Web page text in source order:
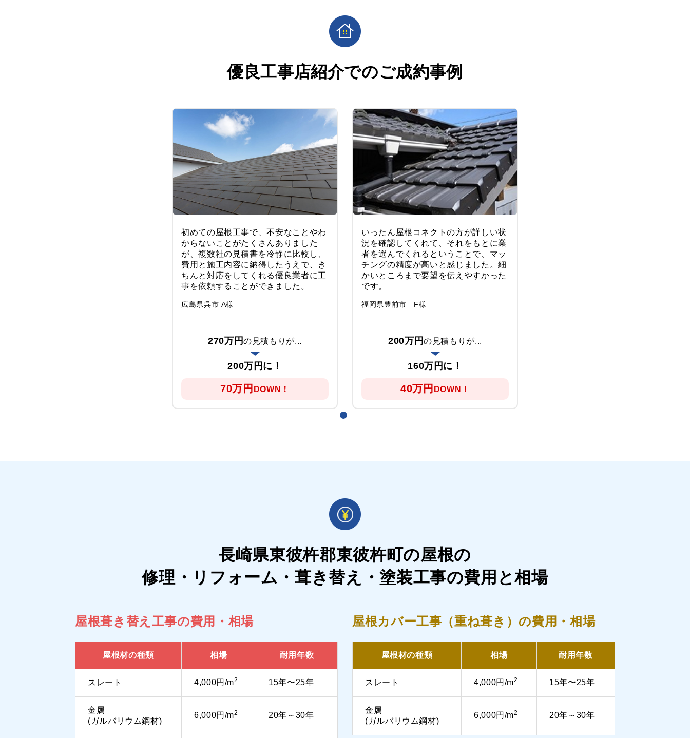
優良工事店紹介でのご成約事例
初めての屋根工事で、不安なことやわ
からないことがたくさんありました
が、複数社の見積書を冷静に比較し、
費用と施工内容に納得したうえで、き
ちんと対応をしてくれる優良業者に工
事を依頼することができました。
広島県呉市 A様
270万円の見積もりが...
200万円に！
70万円 DOWN！
いったん屋根コネクトの方が詳しい状
況を確認してくれて、それをもとに業
者を選んでくれるということで、マッ
チングの精度が高いと感じました。細
かいところまで要望を伝えやすかった
です。
福岡県豊前市 F様
200万円の見積もりが...
160万円に！
40万円 DOWN！
長崎県東彼杵郡東彼杵町の屋根の
修理・リフォーム・葺き替え・塗装工事の費用と相場
屋根葺き替え工事の費用・相場
屋根材の種類 相場 耐用年数
スレート 4,000円/m2 15年〜25年
金属
(ガルバリウム鋼材)
6,000円/m2 20年～30年
屋根カバー工事（重ね葺き）の費用・相場
屋根材の種類 相場 耐用年数
スレート 4,000円/m2 15年〜25年
金属
(ガルバリウム鋼材)
6,000円/m2 20年～30年